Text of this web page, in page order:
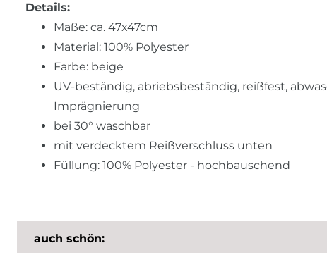
Details:
Maße: ca. 47x47cm
Material: 100% Polyester
Farbe: beige
UV-beständig, abriebsbeständig, reißfest,
Imprägnierung
bei 30° waschbar
mit verdecktem Reißverschluss unten
Füllung: 100% Polyester - hochbauschend
auch schön: